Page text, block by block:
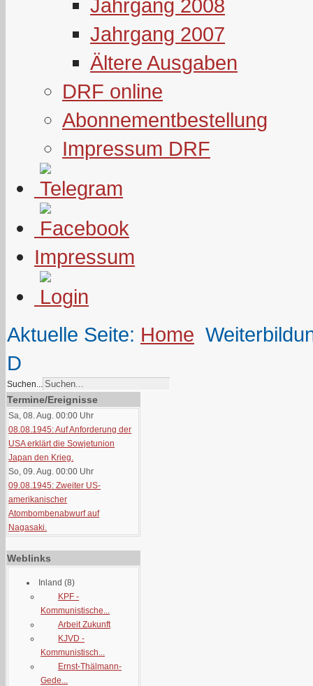
Jahrgang 2008
Jahrgang 2007
Ältere Ausgaben
DRF online
Abonnementbestellung
Impressum DRF
Impressum
Aktuelle Seite: Home
D
Suchen...
Termine/Ereignisse
Sa, 08. Aug. 00:00 Uhr
08.08.1945: Auf Anforderung der
USA erklärt die Sowjetunion
Japan den Krieg.
So, 09. Aug. 00:00 Uhr
09.08.1945: Zweiter US-
amerikanischer
Atombombenabwurf auf
Nagasaki.
Weblinks
Inland (8)
KPF -
Kommunistische...
Arbeit Zukunft
KJVD -
Kommunistisch...
Ernst-Thälmann-
Gede...